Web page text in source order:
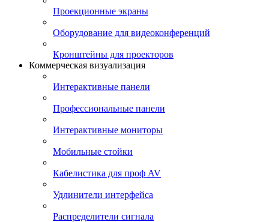
Проекционные экраны
Оборудование для видеоконференций
Кронштейны для проекторов
Коммерческая визуализация
Интерактивные панели
Профессиональные панели
Интерактивные мониторы
Мобильные стойки
Кабелистика для проф AV
Удлинители интерфейса
Распределители сигнала